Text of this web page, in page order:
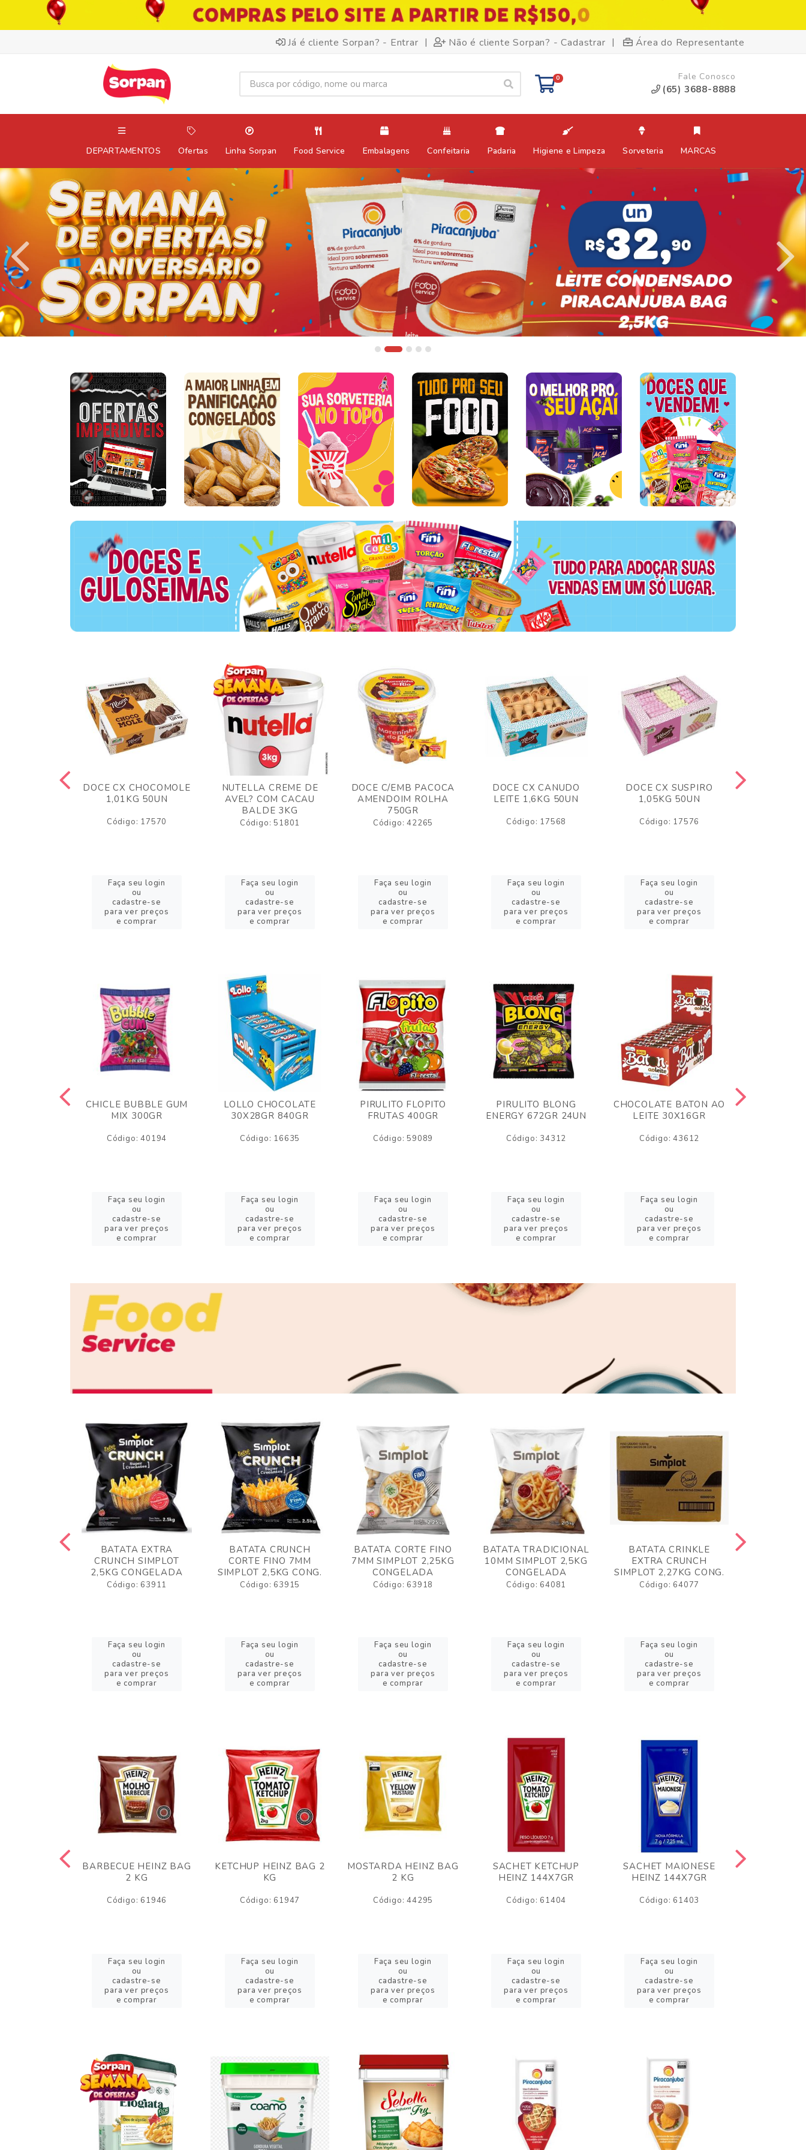
Já é cliente Sorpan? - Entrar | Não é cliente Sorpan? - Cadastrar | Área do Representante
0 Fale Conosco
(65) 3688-8888
DEPARTAMENTOS Ofertas Linha Sorpan Food Service Embalagens Confeitaria Padaria Higiene e Limpeza Sorveteria MARCAS
DOCE CX CHOCOMOLE
1,01KG 50UN
Código: 17570
Faça seu login
ou
cadastre-se
para ver preços
e comprar
NUTELLA CREME DE
AVEL? COM CACAU
BALDE 3KG
Código: 51801
Faça seu login
ou
cadastre-se
para ver preços
e comprar
DOCE C/EMB PACOCA
AMENDOIM ROLHA
750GR
Código: 42265
Faça seu login
ou
cadastre-se
para ver preços
e comprar
DOCE CX CANUDO
LEITE 1,6KG 50UN
Código: 17568
Faça seu login
ou
cadastre-se
para ver preços
e comprar
DOCE CX SUSPIRO
1,05KG 50UN
Código: 17576
Faça seu login
ou
cadastre-se
para ver preços
e comprar
CHICLE BUBBLE GUM
MIX 300GR
Código: 40194
Faça seu login
ou
cadastre-se
para ver preços
e comprar
LOLLO CHOCOLATE
30X28GR 840GR
Código: 16635
Faça seu login
ou
cadastre-se
para ver preços
e comprar
PIRULITO FLOPITO
FRUTAS 400GR
Código: 59089
Faça seu login
ou
cadastre-se
para ver preços
e comprar
PIRULITO BLONG
ENERGY 672GR 24UN
Código: 34312
Faça seu login
ou
cadastre-se
para ver preços
e comprar
CHOCOLATE BATON AO
LEITE 30X16GR
Código: 43612
Faça seu login
ou
cadastre-se
para ver preços
e comprar
BATATA EXTRA
CRUNCH SIMPLOT
2,5KG CONGELADA
Código: 63911
Faça seu login
ou
cadastre-se
para ver preços
e comprar
BATATA CRUNCH
CORTE FINO 7MM
SIMPLOT 2,5KG CONG.
Código: 63915
Faça seu login
ou
cadastre-se
para ver preços
e comprar
BATATA CORTE FINO
7MM SIMPLOT 2,25KG
CONGELADA
Código: 63918
Faça seu login
ou
cadastre-se
para ver preços
e comprar
BATATA TRADICIONAL
10MM SIMPLOT 2,5KG
CONGELADA
Código: 64081
Faça seu login
ou
cadastre-se
para ver preços
e comprar
BATATA CRINKLE
EXTRA CRUNCH
SIMPLOT 2,27KG CONG.
Código: 64077
Faça seu login
ou
cadastre-se
para ver preços
e comprar
BARBECUE HEINZ BAG
2 KG
Código: 61946
Faça seu login
ou
cadastre-se
para ver preços
e comprar
KETCHUP HEINZ BAG 2
KG
Código: 61947
Faça seu login
ou
cadastre-se
para ver preços
e comprar
MOSTARDA HEINZ BAG
2 KG
Código: 44295
Faça seu login
ou
cadastre-se
para ver preços
e comprar
SACHET KETCHUP
HEINZ 144X7GR
Código: 61404
Faça seu login
ou
cadastre-se
para ver preços
e comprar
SACHET MAIONESE
HEINZ 144X7GR
Código: 61403
Faça seu login
ou
cadastre-se
para ver preços
e comprar